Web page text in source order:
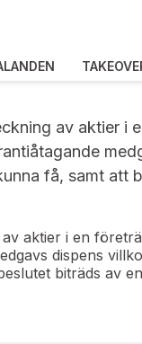
av aktier i
få, samt att
aktier i en
dispens
biträds av